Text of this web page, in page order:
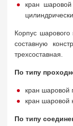
кран
Корпус
составную
трехсоставная.
По типу
кран шаровой
кран шаровой
По типу